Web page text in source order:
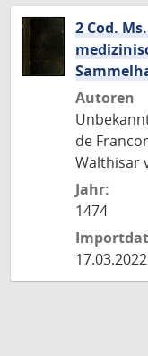
2 Cod.
Autoren
de
Walthisar
Jahr:
1474
17.03.2022